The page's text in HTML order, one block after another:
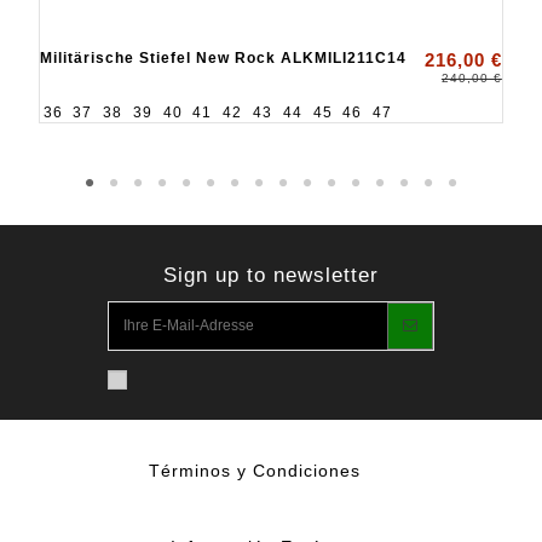
Militärische Stiefel New Rock ALKMILI211C14 216,00 €
240,00 €
36 37 38 39 40 41 42 43 44 45 46 47
Sign up to newsletter
Términos y Condiciones